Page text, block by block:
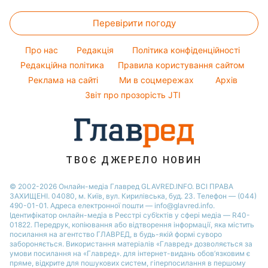
Максим Галкін
Настя Каменських
Віталій Козловський
Потап
Софія Ротару
Новини моди
Поради від Андре Тана
Жіночі стрижки
Новини Полтави
Новини Дніпра
Новини Сум
Новини Тернополя
Новини Черкаси
Новини Рівного
Тести по картинці
Оптичні ілюзії
Народні прикмети
Усе про шоу-бізнес
Перевірити погоду
Про нас Редакція
Політика конфіденційності
Редакційна політика
Правила користування сайтом
Реклама на сайті
Ми в соцмережах
Архів
Звіт про прозорість JTI
ТВОЄ ДЖЕРЕЛО НОВИН
© 2002-2026 Онлайн-медіа Главред GLAVRED.INFO. ВСІ ПРАВА
ЗАХИЩЕНІ. 04080, м. Київ, вул. Кирилівська, буд. 23. Телефон — (044)
490-01-01. Адреса електронної пошти — info@glavred.info.
Ідентифікатор онлайн-медіа в Реєстрі суб’єктів у сфері медіа — R40-
01822. Передрук, копіювання або відтворення інформації, яка містить
посилання на агентство ГЛАВРЕД, в будь-якій формi суворо
забороняється. Використання матеріалів «Главред» дозволяється за
умови посилання на «Главред». для інтернет-видань обов’язковим є
пряме, відкрите для пошукових систем, гіперпосилання в першому